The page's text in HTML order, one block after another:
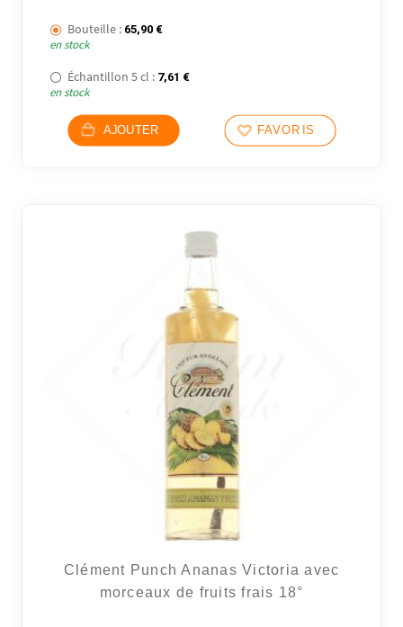
Bouteille : 65,90 €
en stock
Échantillon 5 cl : 7,61 €
en stock
AJOUTER FAVORIS
Clément Punch Ananas Victoria avec
morceaux de fruits frais 18°